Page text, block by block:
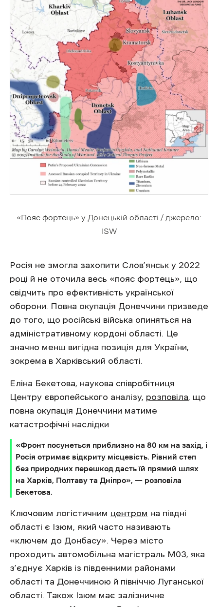
«Пояс фортець» у Донецькій області / джерело:
ISW
Росія не змогла захопити Слов’янськ у 2022
році й не оточила весь «пояс фортець», що
свідчить про ефективність української
оборони. Повна окупація Донеччини призведе
до того, що російські війська опиняться на
адміністративному кордоні області. Це
значно менш вигідна позиція для України,
зокрема в Харківський області.
Еліна Бекетова, наукова співробітниця
Центру європейського аналізу, розповіла, що
повна окупація Донеччини матиме
катастрофічні наслідки
«Фронт посунеться приблизно на 80 км на захід, і
Росія отримає відкриту місцевість. Рівний степ
без природних перешкод дасть їй прямий шлях
на Харків, Полтаву та Дніпро», — розповіла
Бекетова.
Ключовим логістичним центром на півдні
області є Ізюм, який часто називають
«ключем до Донбасу». Через місто
проходить автомобільна магістраль М03, яка
з’єднує Харків із південними районами
області та Донеччиною й північчю Луганської
області. Також Ізюм має залізничне